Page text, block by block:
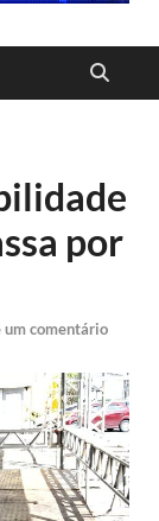
por
um comentário